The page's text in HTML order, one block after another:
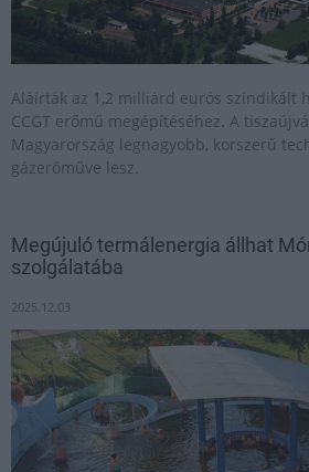
Aláírták az 1,2 milliárd eurós szindikált
CCGT erőmű megépítéséhez. A
Magyarország legnagyobb, korszerű
gázerőműve lesz.
Megújuló termálenergia állhat
szolgálatába
2025.12.03